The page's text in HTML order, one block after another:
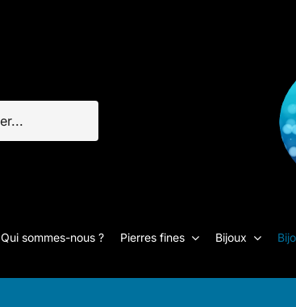
Qui sommes-nous ? Pierres fines Bijoux